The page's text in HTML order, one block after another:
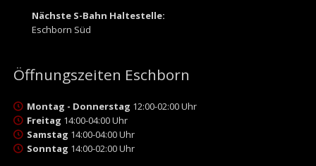
Nächste S-Bahn Haltestelle:
Eschborn Süd
Öffnungszeiten Eschborn
Montag - Donnerstag 12:00-02:00 Uhr
Freitag 14:00-04:00 Uhr
Samstag 14:00-04:00 Uhr
Sonntag 14:00-02:00 Uhr